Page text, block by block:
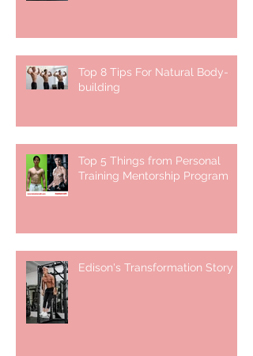
Top 8 Tips For Natural Body-
building ⁣
Top 5 Things from Personal
Training Mentorship Program
Edison's Transformation Story